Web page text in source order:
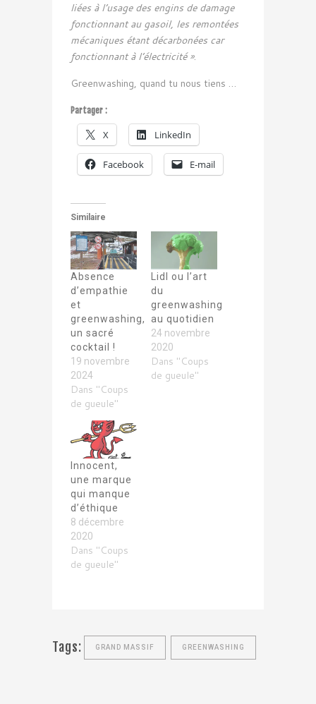
liées à l’usage des engins de damage
fonctionnant au gasoil, les remontées
mécaniques étant décarbonées car
fonctionnant à l’électricité ».
Greenwashing, quand tu nous tiens …
Partager :
X LinkedIn
Facebook E-mail
Similaire
Absence
d’empathie
et
greenwashing,
un sacré
cocktail !
19 novembre
2024
Dans "Coups
de gueule"
Lidl ou l’art
du
greenwashing
au quotidien
24 novembre
2020
Dans "Coups
de gueule"
Innocent,
une marque
qui manque
d’éthique
8 décembre
2020
Dans "Coups
de gueule"
Tags: GRAND MASSIF GREENWASHING